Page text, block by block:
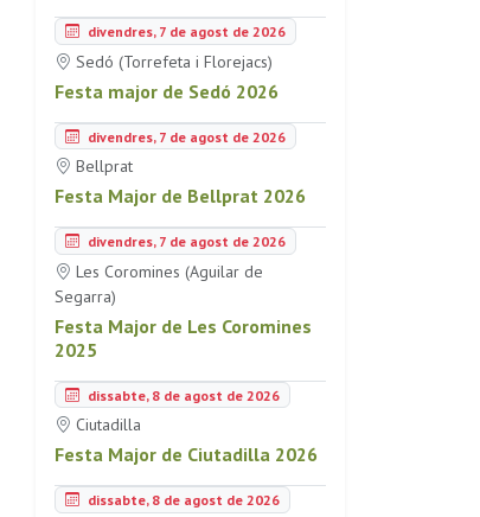
divendres, 7 de agost de 2026
Sedó (Torrefeta i Florejacs)
Festa major de Sedó 2026
divendres, 7 de agost de 2026
Bellprat
Festa Major de Bellprat 2026
divendres, 7 de agost de 2026
Les Coromines (Aguilar de
Segarra)
Festa Major de Les Coromines
2025
dissabte, 8 de agost de 2026
Ciutadilla
Festa Major de Ciutadilla 2026
dissabte, 8 de agost de 2026